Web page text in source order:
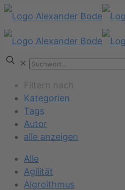
✕
Filtern nach
Kategorien
Tags
Autor
alle anzeigen
Alle
Agilität
Algroithmus